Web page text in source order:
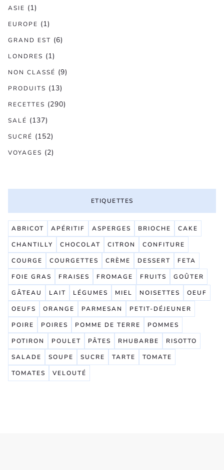
ASIE (1)
EUROPE (1)
GRAND EST (6)
LONDRES (1)
NON CLASSÉ (9)
PRODUITS (13)
RECETTES (290)
SALÉ (137)
SUCRÉ (152)
VOYAGES (2)
ETIQUETTES
ABRICOT APÉRITIF ASPERGES BRIOCHE
CAKE
CHANTILLY
CHOCOLAT CITRON
CONFITURE
COURGE
COURGETTES CRÈME DESSERT
FETA
FOIE GRAS
FRAISES FROMAGE FRUITS
GOÛTER
GÂTEAU
LAIT LÉGUMES MIEL NOISETTES
OEUF
OEUFS
ORANGE PARMESAN
PETIT-DÉJEUNER
POIRE
POIRES POMME DE TERRE
POMMES
POTIRON
POULET PÂTES RHUBARBE
RISOTTO
SALADE
SOUPE SUCRE TARTE
TOMATE
TOMATES
VELOUTÉ